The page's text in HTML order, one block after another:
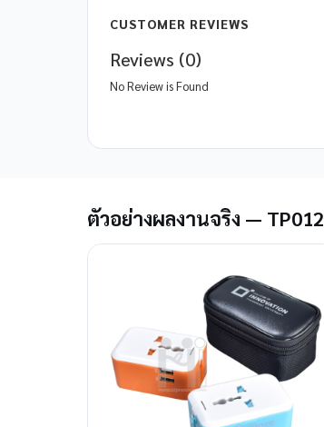
CUSTOMER REVIEWS
Reviews (0)
No Review is Found
ตัวอย่างผลงานจริง — TP012